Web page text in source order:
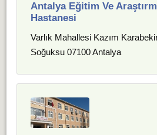
Antalya Eğitim Ve
Hastanesi
Varlık Mahallesi Kazım
Soğuksu 07100 Antalya